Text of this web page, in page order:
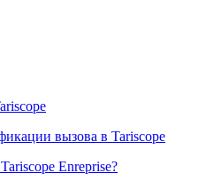
вызова в Tariscope
Enreprise?